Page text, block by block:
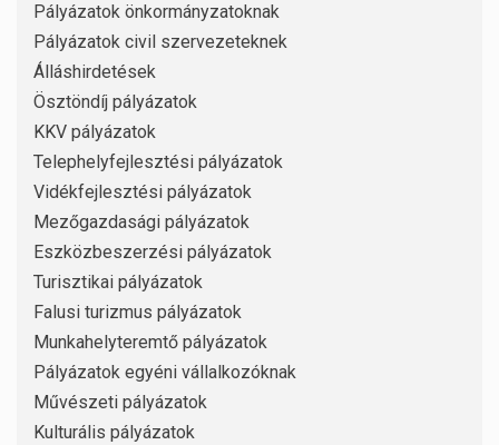
Pályázatok önkormányzatoknak
Pályázatok civil szervezeteknek
Álláshirdetések
Ösztöndíj pályázatok
KKV pályázatok
Telephelyfejlesztési pályázatok
Vidékfejlesztési pályázatok
Mezőgazdasági pályázatok
Eszközbeszerzési pályázatok
Turisztikai pályázatok
Falusi turizmus pályázatok
Munkahelyteremtő pályázatok
Pályázatok egyéni vállalkozóknak
Művészeti pályázatok
Kulturális pályázatok